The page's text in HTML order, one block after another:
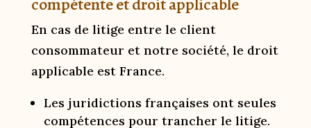
En cas de litige entre le client
consommateur et notre société, le droit
applicable est France.
Les juridictions françaises ont seules
compétences pour trancher le litige.